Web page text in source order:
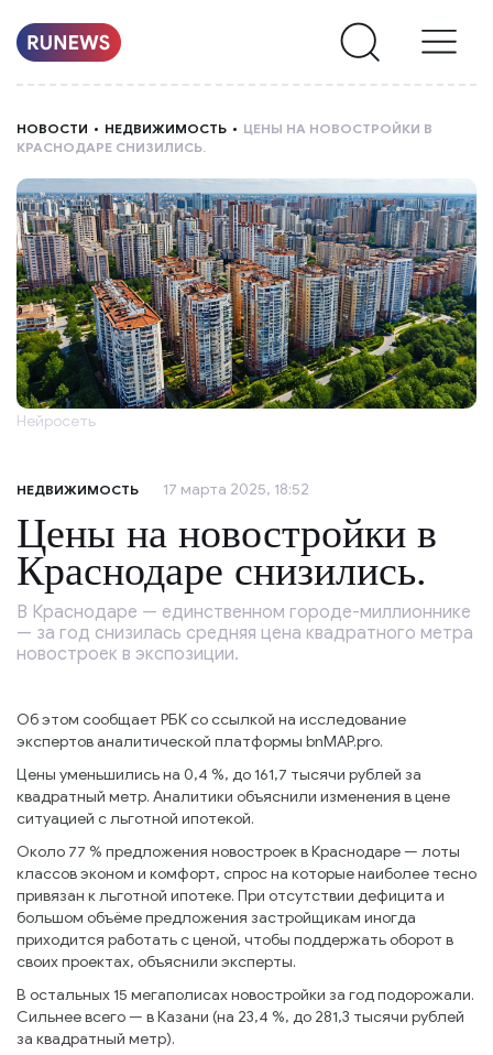
О
НАС
НОВОСТИ НЕДВИЖИМОСТЬ
ЦЕНЫ НА НОВОСТРОЙКИ В
КРАСНОДАРЕ СНИЗИЛИСЬ.
Нейросеть
НЕДВИЖИМОСТЬ 17 марта 2025, 18:52
Цены на новостройки в
Краснодаре снизились.
В Краснодаре — единственном городе-миллионнике
— за год снизилась средняя цена квадратного метра
новостроек в экспозиции.
Об этом сообщает РБК со ссылкой на исследование
экспертов аналитической платформы bnMAP.pro.
Цены уменьшились на 0,4 %, до 161,7 тысячи рублей за
квадратный метр. Аналитики объяснили изменения в цене
ситуацией с льготной ипотекой.
Около 77 % предложения новостроек в Краснодаре — лоты
классов эконом и комфорт, спрос на которые наиболее тесно
привязан к льготной ипотеке. При отсутствии дефицита и
большом объёме предложения застройщикам иногда
приходится работать с ценой, чтобы поддержать оборот в
своих проектах, объяснили эксперты.
В остальных 15 мегаполисах новостройки за год подорожали.
Сильнее всего — в Казани (на 23,4 %, до 281,3 тысячи рублей
за квадратный метр).